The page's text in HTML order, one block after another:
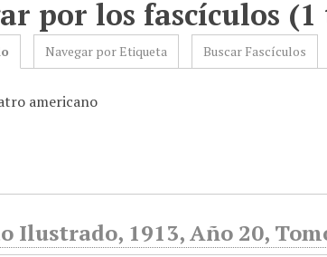
por los fascículos
Navegar por Etiqueta Buscar Fascículos
americano
Ilustrado, 1913, Año 20,